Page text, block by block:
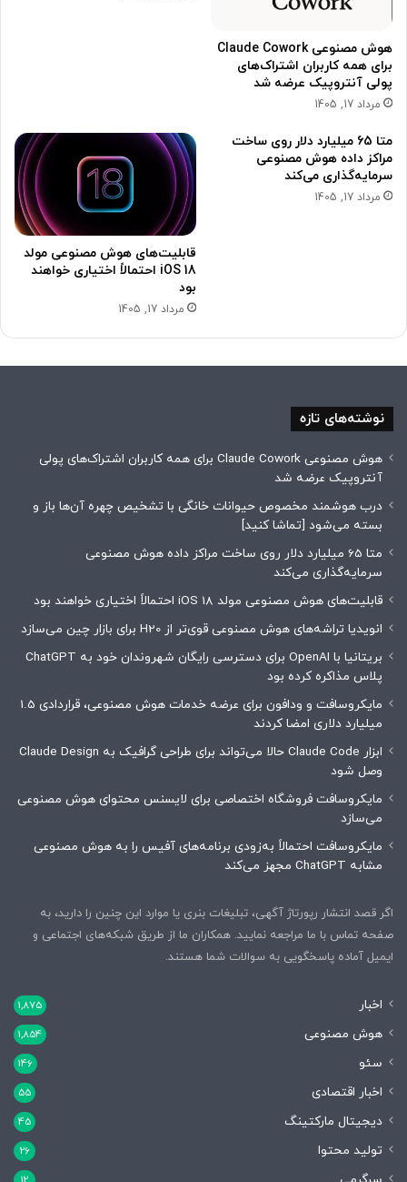
هوش مصنوعی Claude Cowork
برای همه کاربران اشتراک‌های
پولی آنتروپیک عرضه شد
مرداد 17, 1405
متا 65 میلیارد دلار روی ساخت
مراکز داده هوش مصنوعی
سرمایه‌گذاری می‌کند
مرداد 17, 1405
قابلیت‌های هوش مصنوعی مولد
iOS 18 احتمالاً اختیاری خواهند
بود
مرداد 17, 1405
نوشته‌های تازه
هوش مصنوعی Claude Cowork برای همه کاربران اشتراک‌های پولی
آنتروپیک عرضه شد
درب هوشمند مخصوص حیوانات خانگی با تشخیص چهره آن‌ها باز و
بسته می‌شود [تماشا کنید]
متا 65 میلیارد دلار روی ساخت مراکز داده هوش مصنوعی
سرمایه‌گذاری می‌کند
قابلیت‌های هوش مصنوعی مولد iOS 18 احتمالاً اختیاری خواهند بود
انویدیا تراشه‌های هوش مصنوعی قوی‌تر از H20 برای بازار چین می‌سازد
بریتانیا با OpenAI برای دسترسی رایگان شهروندان خود به ChatGPT
پلاس مذاکره کرده بود
مایکروسافت و ودافون برای عرضه خدمات هوش مصنوعی، قراردادی 1.5
میلیارد دلاری امضا کردند
ابزار Claude Code حالا می‌تواند برای طراحی گرافیک به Claude Design
وصل شود
مایکروسافت فروشگاه اختصاصی برای لایسنس محتوای هوش مصنوعی
می‌سازد
مایکروسافت احتمالاً به‌زودی برنامه‌های آفیس را به هوش مصنوعی
مشابه ChatGPT مجهز می‌کند
اگر قصد انتشار رپورتاژ آگهی، تبلیغات بنری یا موارد این چنین را دارید، به
صفحه تماس با ما مراجعه نمایید. همکاران ما از طریق شبکه‌های اجتماعی و
ایمیل آماده پاسخگویی به سوالات شما هستند.
اخبار 1,875
هوش مصنوعی 1,854
سئو 146
اخبار اقتصادی 55
دیجیتال مارکتینگ 45
تولید محتوا 26